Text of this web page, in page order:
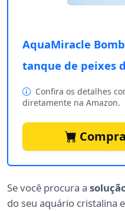
AquaMiracle
tanque de peixes
Confira os detalhes
diretamente na Amazon.
Se você procura a
do seu aquário cristalina